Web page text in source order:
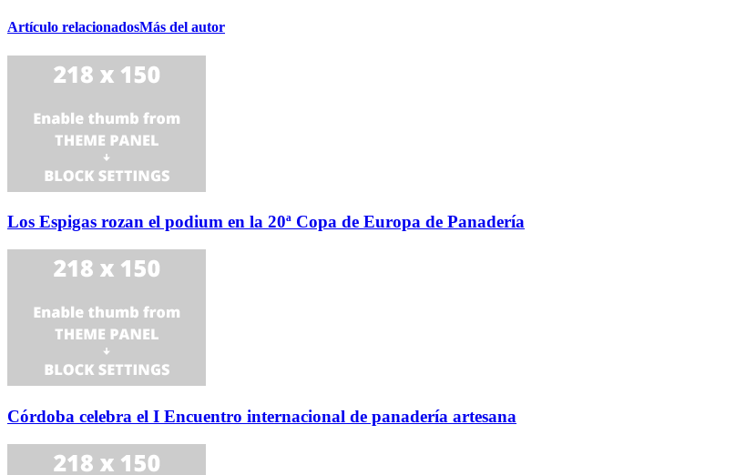
Artículo relacionadosMás del autor
Los Espigas rozan el podium en la 20ª Copa de Europa de Panadería
Córdoba celebra el I Encuentro internacional de panadería artesana